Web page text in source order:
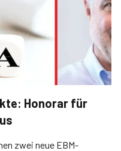
Honorar für
zwei neue EBM-